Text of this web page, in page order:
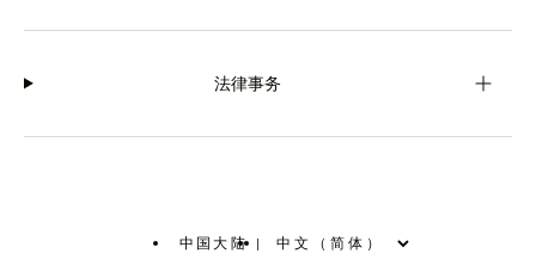
法律事务
中国大陆 |